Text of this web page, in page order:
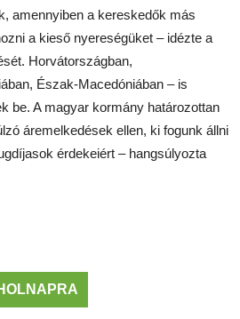
amennyiben a kereskedők más
a kieső nyereségüket – idézte a
Horvátországban,
Észak-Macedóniában – is
be. A magyar kormány határozottan
áremelkedések ellen, ki fogunk állni
érdekeiért – hangsúlyozta